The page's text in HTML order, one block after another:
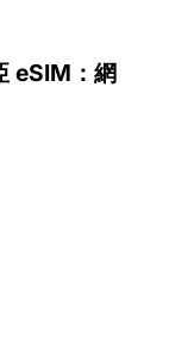
eSIM：網